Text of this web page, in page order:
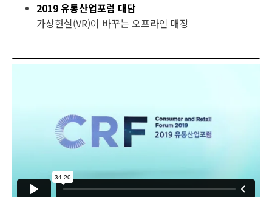
2019 유통산업포럼 대담
가상현실(VR)이 바꾸는 오프라인 매장